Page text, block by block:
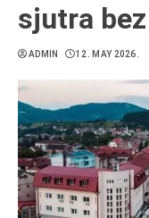
sjutra
ADMIN 12. MAY 2026.